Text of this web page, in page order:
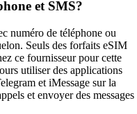
et SMS?
numéro de téléphone ou
Seuls des forfaits eSIM
ce fournisseur pour cette
utiliser des applications
et iMessage sur la
et envoyer des messages